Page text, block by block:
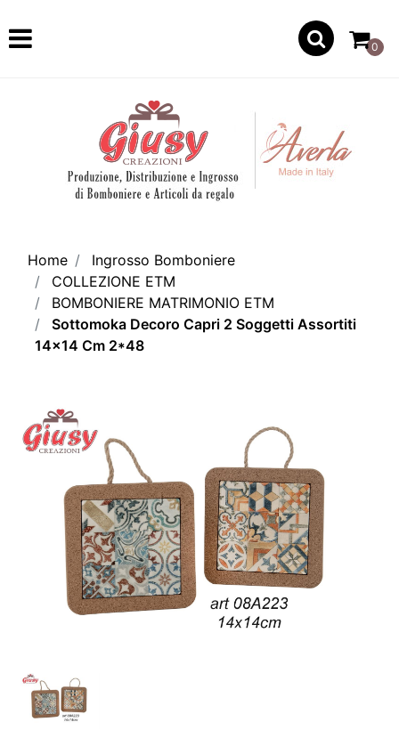
Open
0
Home
Ingrosso Bomboniere
COLLEZIONE ETM
BOMBONIERE MATRIMONIO ETM
Sottomoka Decoro Capri 2 Soggetti Assortiti
14x14 Cm 2*48